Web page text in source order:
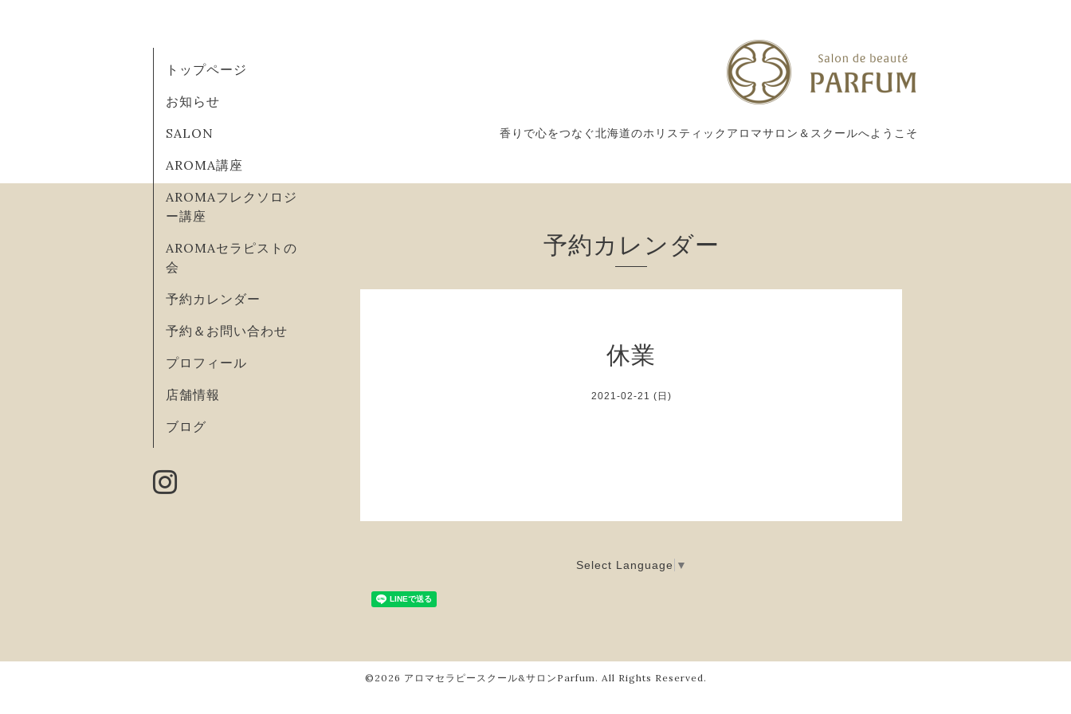
香りで心をつなぐ北海道のホリスティックアロマサロン＆スクールへようこそ
トップページ
お知らせ
SALON
AROMA講座
AROMAフレクソロジ
ー講座
AROMAセラピストの
会
予約カレンダー
予約＆お問い合わせ
プロフィール
店舗情報
ブログ
予約カレンダー
休業
2021-02-21 (日)
Select Language ▼
©2026 アロマセラピースクール&サロンParfum . All Rights Reserved.